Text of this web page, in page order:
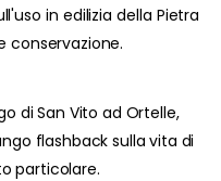
in edilizia della Pietra
conservazione.
di San Vito ad Ortelle,
flashback sulla vita di
particolare.